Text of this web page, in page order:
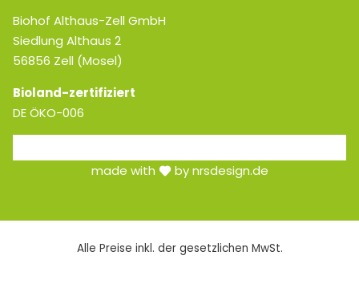
Biohof Althaus-Zell GmbH
Siedlung Althaus 2
56856 Zell (Mosel)
Bioland-zertifiziert
DE ÖKO-006
made with by nrsdesign.de
Alle Preise inkl. der gesetzlichen MwSt.